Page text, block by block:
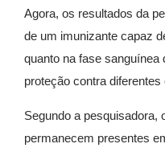
Agora, os resultados da
de um imunizante capaz
quanto na fase sanguínea
proteção contra
Segundo a pesquisadora,
permanecem presentes